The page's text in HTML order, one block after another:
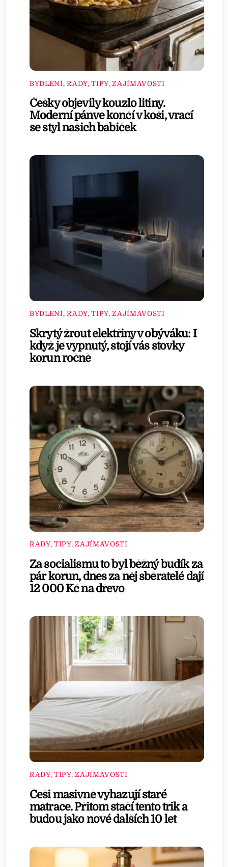
BYDLENÍ,RADY, TIPY, ZAJÍMAVOSTI
Češky objevily kouzlo litiny.
Moderní pánve končí v koši, vrací
se styl našich babiček
BYDLENÍ,RADY, TIPY, ZAJÍMAVOSTI
Skrytý žrout elektřiny v obýváku: I
když je vypnutý, stojí vás stovky
korun ročně
RADY, TIPY, ZAJÍMAVOSTI
Za socialismu to byl běžný budík za
pár korun, dnes za něj sběratelé dají
12 000 Kč na dřevo
RADY, TIPY, ZAJÍMAVOSTI
Češi masivně vyhazují staré
matrace. Přitom stačí tento trik a
budou jako nové dalších 10 let